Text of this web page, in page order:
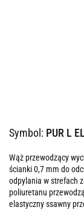
Symbol: PUR L
Wąż przewodzący
ścianki 0,7 mm do
odpylania w strefach
poliuretanu
elastyczny ssawny